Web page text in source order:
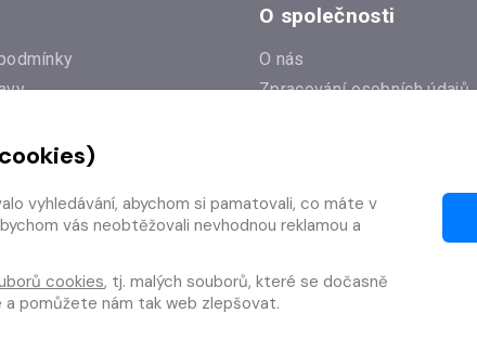
od smlouvy
O společnosti
O nás
Zpracování osobních údajů
vyhledávání, abychom si pamatovali, co máte v
vás neobtěžovali nevhodnou reklamou a
cookies, tj. malých souborů, které se dočasně
a pomůžete nám tak web zlepšovat.